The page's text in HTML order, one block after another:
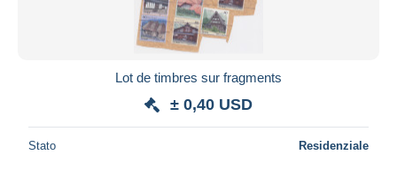
Lot de timbres sur fragments
± 0,40 USD
Stato Residenziale